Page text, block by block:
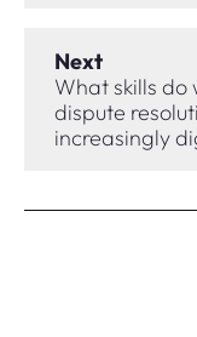
Next
What skills do
dispute
increasingly